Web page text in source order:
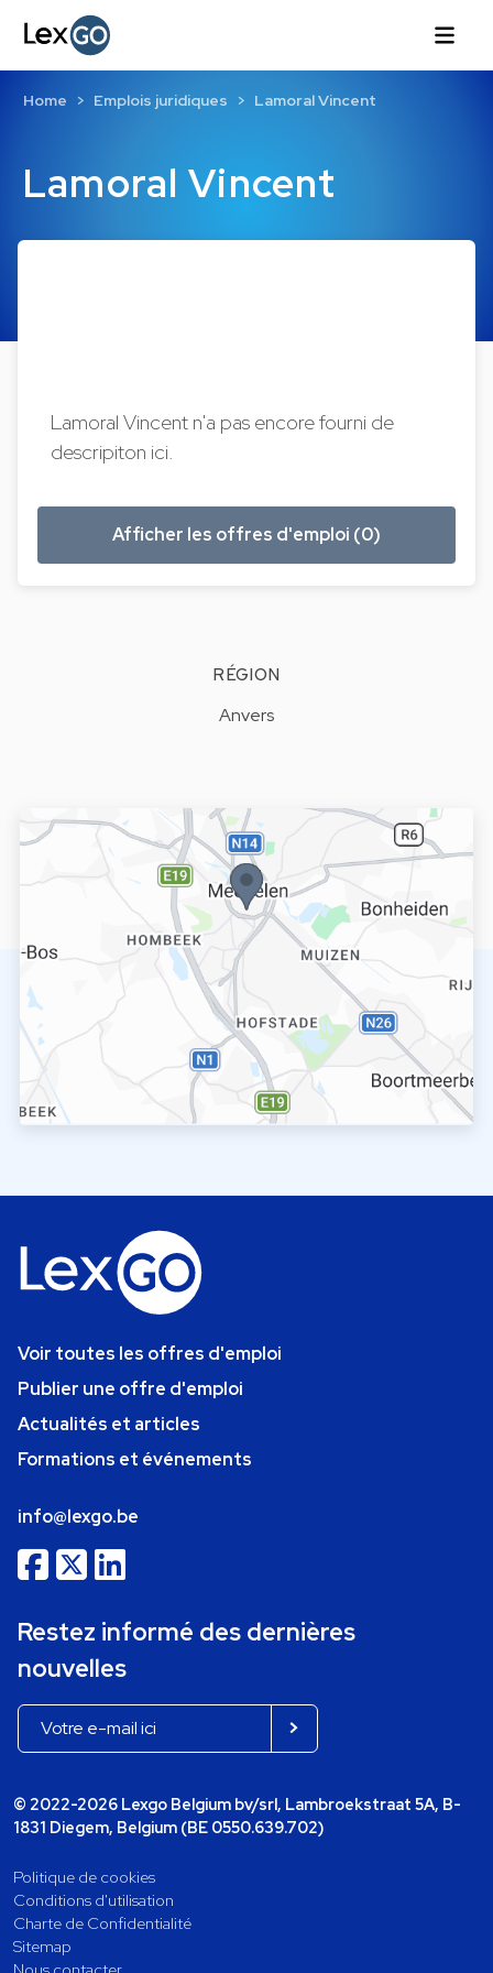
Lamoral Vincent
Home Emplois juridiques Lamoral Vincent
Lamoral Vincent n'a pas encore fourni de
descripiton ici.
Afficher les offres d'emploi (0)
RÉGION
Anvers
Voir toutes les offres d'emploi
Publier une offre d'emploi
Actualités et articles
Formations et événements
info@lexgo.be
Restez informé des dernières
nouvelles
© 2022-2026 Lexgo Belgium bv/srl, Lambroekstraat 5A, B-
1831 Diegem, Belgium (BE 0550.639.702)
Politique de cookies
Conditions d'utilisation
Charte de Confidentialité
Sitemap